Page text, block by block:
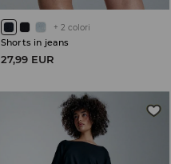
+ 2 colori
Shorts in jeans
27,99 EUR